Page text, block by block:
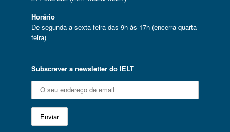
Horário
De segunda a sexta-feira das 9h às 17h (encerra quarta-
feira)
Subscrever a newsletter do IELT